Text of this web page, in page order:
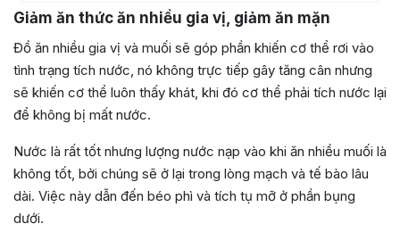
Giảm ăn thức ăn nhiều gia vị, giảm ăn mặn
Đồ ăn nhiều gia vị và muối sẽ góp phần khiến cơ thể rơi vào
tình trạng tích nước, nó không trực tiếp gây tăng cân nhưng
sẽ khiến cơ thể luôn thấy khát, khi đó cơ thể phải tích nước lại
để không bị mất nước.
Nước là rất tốt nhưng lượng nước nạp vào khi ăn nhiều muối là
không tốt, bởi chúng sẽ ở lại trong lòng mạch và tế bào lâu
dài. Việc này dẫn đến béo phì và tích tụ mỡ ở phần bụng
dưới.